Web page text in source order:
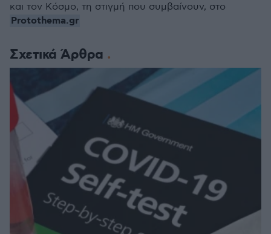
Σχετικά Άρθρα
και τον Κόσμο, τη στιγμή που συμβαίνουν, στο
Protothema.gr